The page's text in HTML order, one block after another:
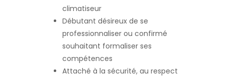
climatiseur
Débutant désireux de se
professionnaliser ou confirmé
souhaitant formaliser ses
compétences
Attaché à la sécurité, au respect